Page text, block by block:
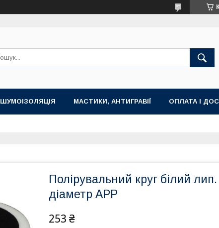
ШУМОІЗОЛЯЦІЯ МАСТИКИ, АНТИГРАВІЇ ОПЛАТА І
Полірувальний круг білий
діаметр АРР
253 ₴